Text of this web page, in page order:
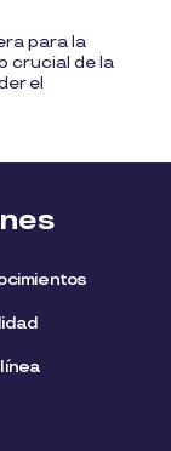
para la
crucial de la
el